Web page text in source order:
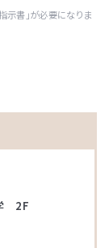
示書」が必要になりま
2F